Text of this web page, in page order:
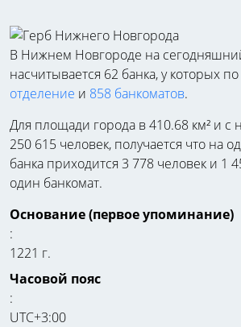
В Нижнем Новгороде на
насчитывается 62 банка, у которых
отделение и 858 банкоматов.
Для площади города в 410.68 км² и с
250 615 человек, получается что на
банка приходится 3 778 человек и 1
один банкомат.
Основание (первое упоминание)
:
1221 г.
Часовой пояс
:
UTC+3:00